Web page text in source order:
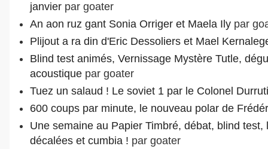
janvier par goater
An aon ruz gant Sonia Orriger et Maela Ily par
Plijout a ra din d'Eric Dessoliers et Mael
Blind test animés, Vernissage Mystère Tutle,
acoustique par goater
Tuez un salaud ! Le soviet 1 par le Colonel Durruti
600 coups par minute, le nouveau polar de
Une semaine au Papier Timbré, débat, blind test,
décalées et cumbia ! par goater